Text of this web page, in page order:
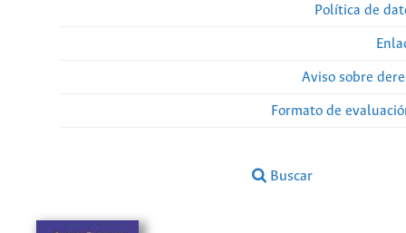
Política de
Aviso sobre
Formato de
Buscar